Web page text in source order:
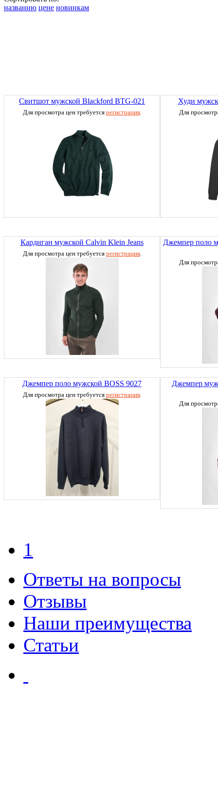
названию цене новинкам
Свитшот мужской Blackford BTG-021
Для просмотра цен требуется регистрация.
Худи
Для
Кардиган мужской Calvin Klein Jeans
Для просмотра цен требуется регистрация.
Джемпер поло
Для
Джемпер поло мужской BOSS 9027
Для просмотра цен требуется регистрация.
Джемпер
Для
1
Ответы на вопросы
Отзывы
Наши преимущества
Статьи